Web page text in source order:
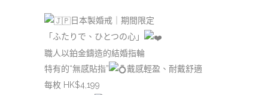
日本製婚戒｜期間限定
「ふたりで、ひとつの心」
職人以鉑金鑄造的結婚指輪
特有的“無感貼指”
戴感輕盈、耐戴舒適
每枚 HK$4,199